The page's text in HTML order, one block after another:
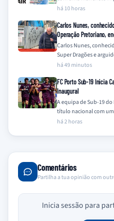
Trubin, do Benfica. A
há 10 horas
Carlos Nunes,
Operação Pretoriano,
Carlos Nunes,
Super Dragões e
encontrado morto na
há 49 minutos
FC Porto Sub-19 Inicia
Inaugural
A equipa de Sub-19
título nacional com
Campeonato Nacional…
há 2 horas
Comentários
Partilha a tua opinião com
Inicia sessão para